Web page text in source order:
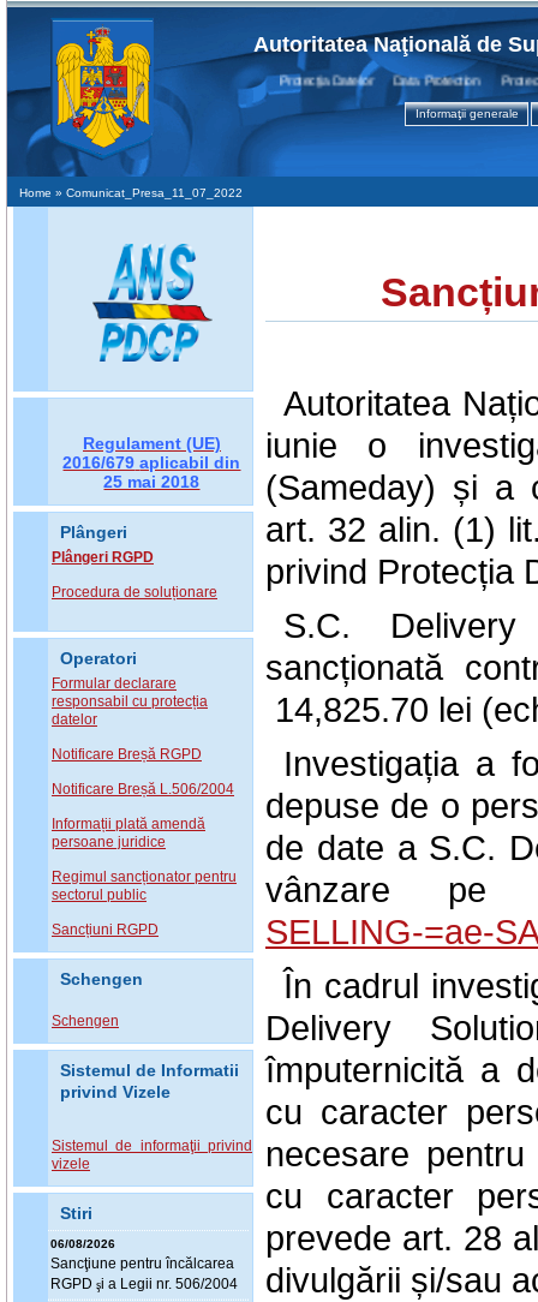
Autoritatea Naţională de
Protecţia Datelor Data Protection Protection
Informaţii generale
Home » Comunicat_Presa_11_07_2022
Regulament (UE)
2016/679 aplicabil din
25 mai 2018
Plângeri
Plângeri RGPD
Procedura de soluționare
Operatori
Formular declarare
responsabil cu protecția
datelor
Notificare Breșă RGPD
Notificare Breșă L.506/2004
Informații plată amendă
persoane juridice
Regimul sancționator pentru
sectorul public
Sancțiuni RGPD
Schengen
Schengen
Sistemul de Informatii
privind Vizele
Sistemul de informaţii privind
vizele
Stiri
06/08/2026
Sancţiune pentru încălcarea
RGPD şi a Legii nr. 506/2004
Autoritatea
iunie o
(Sameday) și a
art. 32 alin. (1)
privind Protecția
S.C.
sancționată
14,825.70 lei
Investigația a
depuse de o
de date a S.C.
vânzare
SELLING-=ae-
În cadrul
Delivery
împuternicită a
cu caracter
necesare
cu caracter
prevede art. 28
divulgării și/sau